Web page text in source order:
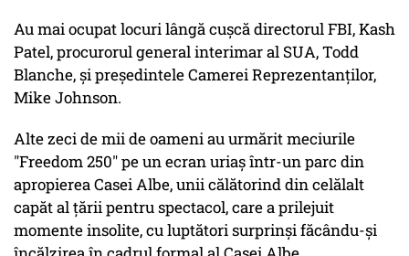
Au mai ocupat locuri lângă cuşcă directorul FBI, Kash
Patel, procurorul general interimar al SUA, Todd
Blanche, şi preşedintele Camerei Reprezentanţilor,
Mike Johnson.
Alte zeci de mii de oameni au urmărit meciurile
"Freedom 250" pe un ecran uriaş într-un parc din
apropierea Casei Albe, unii călătorind din celălalt
capăt al ţării pentru spectacol, care a prilejuit
momente insolite, cu luptători surprinşi făcându-şi